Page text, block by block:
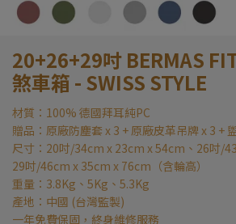
20+26+29吋 BERMAS
煞車箱 - SWISS STYLE
材質：100% 德國拜耳純PC
贈品：原廠防塵套 x 3 + 原廠皮革吊牌 x 3 +
尺寸：20吋/34cm x 23cm x 54cm、26吋/
29吋/46cm x 35cm x 76cm（含輪高）
重量：3.8Kg、5Kg、5.3Kg
產地：中國 (台灣監製)
一年免費保固，終身維修服務